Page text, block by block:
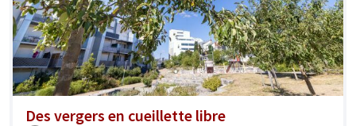
Des vergers en cueillette libre